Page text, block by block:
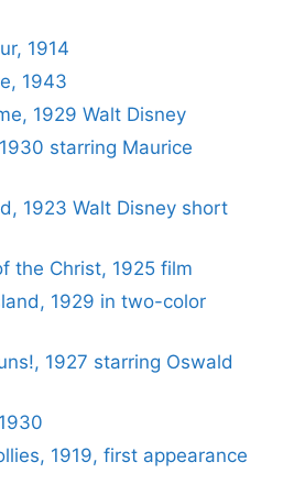
1914
1943
1929 Walt Disney
starring Maurice
1923 Walt Disney short
the Christ, 1925 film
1929 in two-color
1927 starring Oswald
1919, first appearance